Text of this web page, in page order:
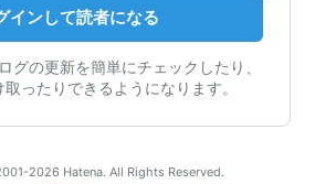
インして読者になる
グの更新を簡単にチェックしたり、
ったりできるようになります。
2026 Hatena. All Rights Reserved.